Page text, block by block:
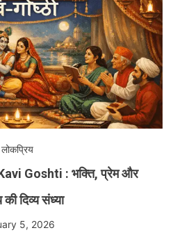
लोकप्रिय
Goshti : भक्ति, प्रेम और
की दिव्य संध्या
5, 2026